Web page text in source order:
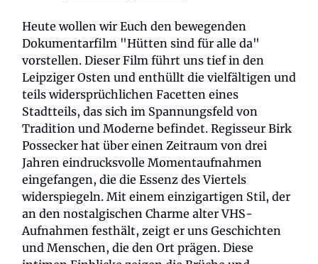
Heute wollen wir Euch den bewegenden
Dokumentarfilm "Hütten sind für alle da"
vorstellen. Dieser Film führt uns tief in den
Leipziger Osten und enthüllt die vielfältigen und
teils widersprüchlichen Facetten eines
Stadtteils, das sich im Spannungsfeld von
Tradition und Moderne befindet. Regisseur Birk
Possecker hat über einen Zeitraum von drei
Jahren eindrucksvolle Momentaufnahmen
eingefangen, die die Essenz des Viertels
widerspiegeln. Mit einem einzigartigen Stil, der
an den nostalgischen Charme alter VHS-
Aufnahmen festhält, zeigt er uns Geschichten
und Menschen, die den Ort prägen. Diese